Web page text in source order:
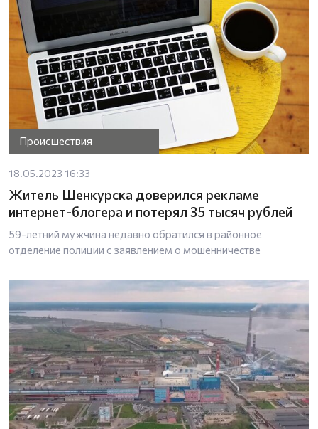
Происшествия
18.05.2023 16:33
Житель Шенкурска доверился рекламе
интернет-блогера и потерял 35 тысяч рублей
59-летний мужчина недавно обратился в районное
отделение полиции с заявлением о мошенничестве